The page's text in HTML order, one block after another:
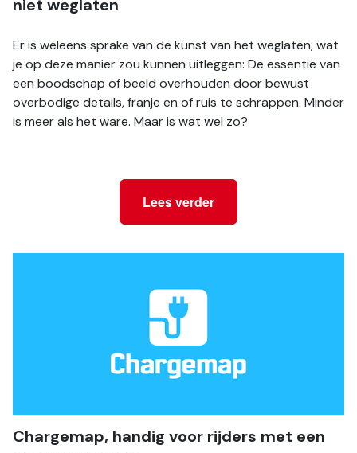
niet weglaten
Er is weleens sprake van de kunst van het weglaten, wat
je op deze manier zou kunnen uitleggen: De essentie van
een boodschap of beeld overhouden door bewust
overbodige details, franje en of ruis te schrappen. Minder
is meer als het ware. Maar is wat wel zo?
Lees verder
Chargemap, handig voor rijders met een